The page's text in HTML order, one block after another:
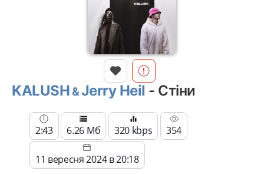
KALUSH Jerry Heil - Стіни
2:43 6.26 Мб 320 kbps 354
11 вересня 2024 в 20:18